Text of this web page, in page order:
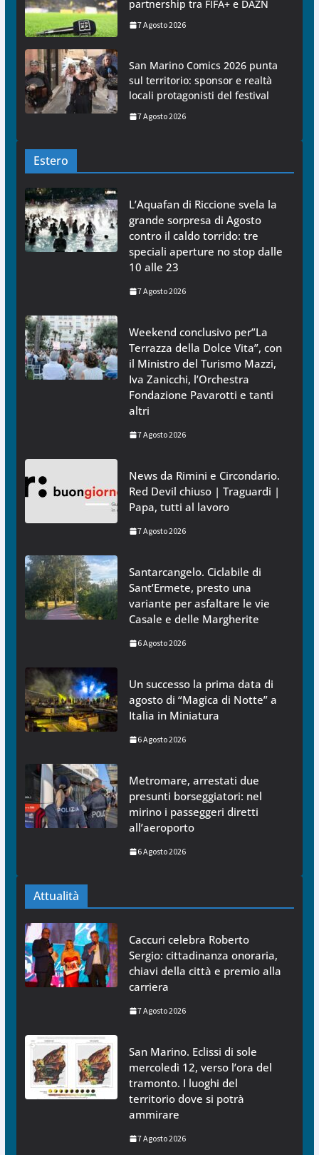
partnership tra FIFA+ e DAZN
7 Agosto 2026
San Marino Comics 2026 punta
sul territorio: sponsor e realtà
locali protagonisti del festival
7 Agosto 2026
Estero
L’Aquafan di Riccione svela la
grande sorpresa di Agosto
contro il caldo torrido: tre
speciali aperture no stop dalle
10 alle 23
7 Agosto 2026
Weekend conclusivo per”La
Terrazza della Dolce Vita”, con
il Ministro del Turismo Mazzi,
Iva Zanicchi, l’Orchestra
Fondazione Pavarotti e tanti
altri
7 Agosto 2026
News da Rimini e Circondario.
Red Devil chiuso | Traguardi |
Papa, tutti al lavoro
7 Agosto 2026
Santarcangelo. Ciclabile di
Sant’Ermete, presto una
variante per asfaltare le vie
Casale e delle Margherite
6 Agosto 2026
Un successo la prima data di
agosto di “Magica di Notte” a
Italia in Miniatura
6 Agosto 2026
Metromare, arrestati due
presunti borseggiatori: nel
mirino i passeggeri diretti
all’aeroporto
6 Agosto 2026
Attualità
Caccuri celebra Roberto
Sergio: cittadinanza onoraria,
chiavi della città e premio alla
carriera
7 Agosto 2026
San Marino. Eclissi di sole
mercoledì 12, verso l’ora del
tramonto. I luoghi del
territorio dove si potrà
ammirare
7 Agosto 2026